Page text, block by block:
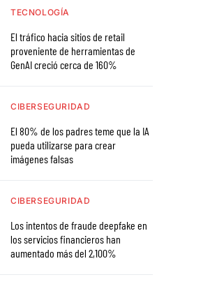
TECNOLOGÍA
El tráfico hacia sitios de retail
proveniente de herramientas de
GenAI creció cerca de 160%
CIBERSEGURIDAD
El 80% de los padres teme que la IA
pueda utilizarse para crear
imágenes falsas
CIBERSEGURIDAD
Los intentos de fraude deepfake en
los servicios financieros han
aumentado más del 2,100%